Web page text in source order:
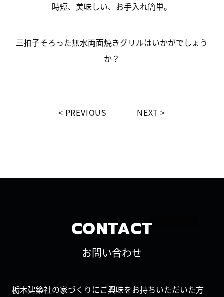
時短、美味しい、お手入れ簡単。
三拍子そろった無水両面焼きグリルはいかがでしょう
か？
PREVIOUS NEXT
CONTACT
お問い合わせ
栃木建築社の家づくりにご興味をお持ちいただいた方